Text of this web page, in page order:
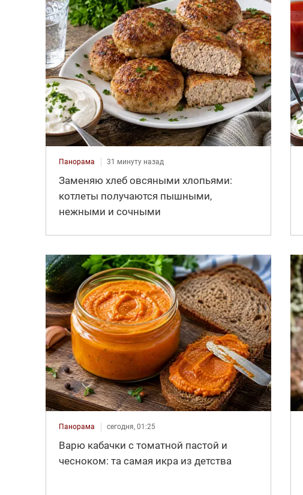
Панорама 31 минуту назад
Заменяю хлеб овсяными хлопьями:
котлеты получаются пышными,
нежными и сочными
Панорама сегодня, 01:25
Варю кабачки с томатной пастой и
чесноком: та самая икра из детства